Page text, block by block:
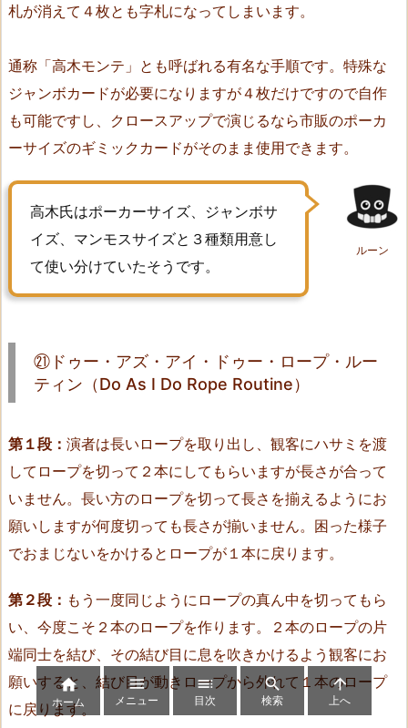
ド
o
e,
K
n
s,
n
d
n
d）
0.
⑲
ル・
カ
ト・
ア
ン
ド・
リ
札が消えて４枚とも字札になってしまいます。
通称「高木モンテ」とも呼ばれる有名な手順です。特殊な
ジャンボカードが必要になりますが４枚だけですので自作
も可能ですし、クロースアップで演じるなら市販のポーカ
ーサイズのギミックカードがそのまま使用できます。
ルーン
高木氏はポーカーサイズ、ジャンボサ
イズ、マンモスサイズと３種類用意し
て使い分けていたそうです。
㉑ドゥー・アズ・アイ・ドゥー・ロープ・ルー
ティン（Do As I Do Rope Routine）
第１段： 演者は長いロープを取り出し、観客にハサミを渡
してロープを切って２本にしてもらいますが長さが合って
いません。長い方のロープを切って長さを揃えるようにお
願いしますが何度切っても長さが揃いません。困った様子
でおまじないをかけるとロープが１本に戻ります。
第２段： もう一度同じようにロープの真ん中を切ってもら
い、今度こそ２本のロープを作ります。２本のロープの片
端同士を結び、その結び目に息を吹きかけるよう観客にお
願いすると、結び目が動きロープから外れて１本のロープ
に戻ります。

ホーム

メニュー

目次

検索

上へ